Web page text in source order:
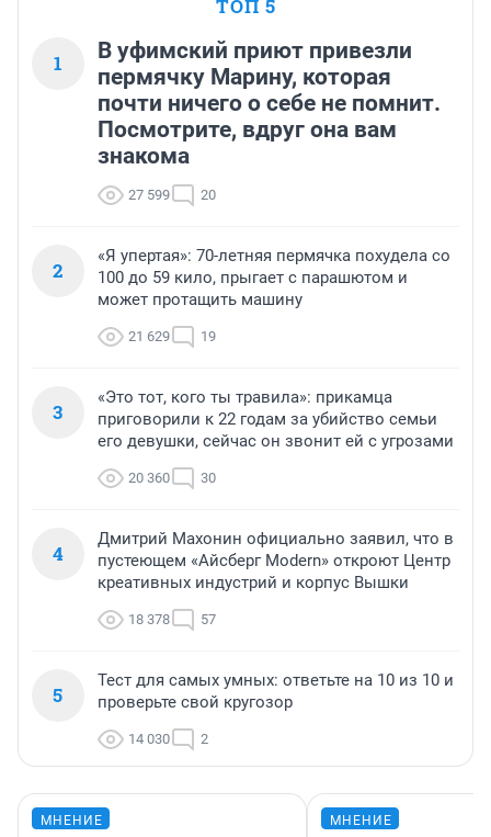
ТОП 5
1
В уфимский приют привезли
пермячку Марину, которая
почти ничего о себе не помнит.
Посмотрите, вдруг она вам
знакома
27 599 20
2
«Я упертая»: 70-летняя пермячка похудела со
100 до 59 кило, прыгает с парашютом и
может протащить машину
21 629 19
3
«Это тот, кого ты травила»: прикамца
приговорили к 22 годам за убийство семьи
его девушки, сейчас он звонит ей с угрозами
20 360 30
4
Дмитрий Махонин официально заявил, что в
пустеющем «Айсберг Modern» откроют Центр
креативных индустрий и корпус Вышки
18 378 57
5
Тест для самых умных: ответьте на 10 из 10 и
проверьте свой кругозор
14 030 2
МНЕНИЕ МНЕНИЕ